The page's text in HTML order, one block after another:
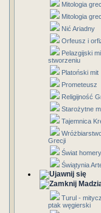
Mitologia
Mitologia
Nić Ariadny
Orfeusz i
Pelazgijski
stworzeniu
Platoński mit
Prometeusz
Religijność
Starożytne
Tajemnica
Grecji
Świat
Świątynia
Turul -
ptak węgierski